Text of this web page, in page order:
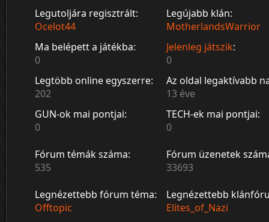
Legutoljára regisztrált:
Ocelot44
Legújabb klán:
MotherlandsWarrior
Ma belépett a játékba:
0
Jelenleg játszik:
0
Legtöbb online egyszerre:
202
Az oldal legaktívabb
13 éve
GUN-ok mai pontjai:
0
TECH-ek mai pontjai:
0
Fórum témák száma:
535
Fórum üzenetek
33693
Legnézettebb fórum téma:
Offtopic
Legnézettebb
Elites_of_Nazi